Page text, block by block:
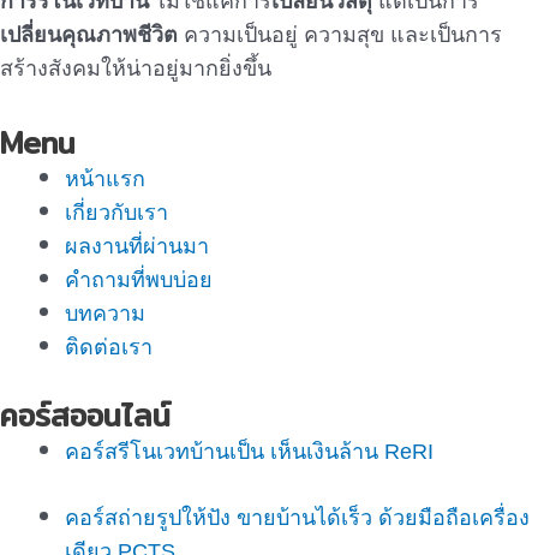
เปลี่ยนคุณภาพชีวิต ความเป็นอยู่ ความสุข และเป็นการ
สร้างสังคมให้น่าอยู่มากยิ่งขึ้น
Menu
หน้าแรก
เกี่ยวกับเรา
ผลงานที่ผ่านมา
คำถามที่พบบ่อย
บทความ
ติดต่อเรา
คอร์สออนไลน์
คอร์สรีโนเวทบ้านเป็น เห็นเงินล้าน ReRI
คอร์สถ่ายรูปให้ปัง ขายบ้านได้เร็ว ด้วยมือถือเครื่อง